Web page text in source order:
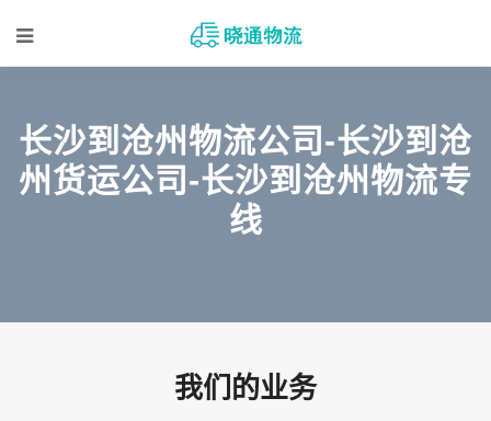
长沙到沧州物流公司-长沙到沧
州货运公司-长沙到沧州物流专
线
我们的业务